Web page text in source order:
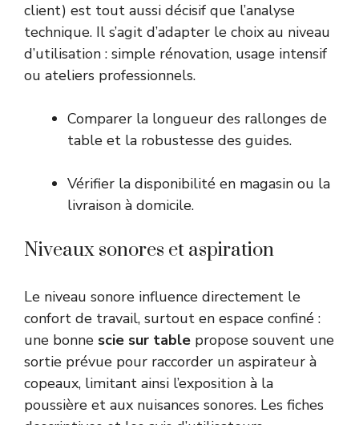
client) est tout aussi décisif que l’analyse
technique. Il s’agit d’adapter le choix au niveau
d’utilisation : simple rénovation, usage intensif
ou ateliers professionnels.
Comparer la longueur des rallonges de
table et la robustesse des guides.
Vérifier la disponibilité en magasin ou la
livraison à domicile.
Niveaux sonores et aspiration
Le niveau sonore influence directement le
confort de travail, surtout en espace confiné :
une bonne scie sur table propose souvent une
sortie prévue pour raccorder un aspirateur à
copeaux, limitant ainsi l’exposition à la
poussière et aux nuisances sonores. Les fiches